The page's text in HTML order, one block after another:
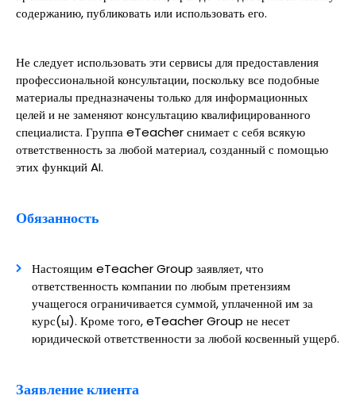
содержанию, публиковать или использовать его.
Не следует использовать эти сервисы для предоставления
профессиональной консультации, поскольку все подобные
материалы предназначены только для информационных
целей и не заменяют консультацию квалифицированного
специалиста. Группа eTeacher снимает с себя всякую
ответственность за любой материал, созданный с помощью
этих функций AI.
Обязанность
Настоящим eTeacher Group заявляет, что
ответственность компании по любым претензиям
учащегося ограничивается суммой, уплаченной им за
курс(ы). Кроме того, eTeacher Group не несет
юридической ответственности за любой косвенный ущерб.
Заявление клиента